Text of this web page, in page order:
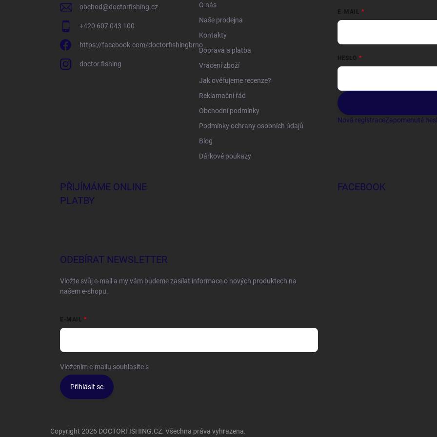
obchod@doctorfishing.cz
+420 607 043 100
https://facebook.com/doctorfishingbrno
doctor.fishing
O nás
Naše prodejna
Kontakty
Doprava a platba
Vrácení zboží
Jak ověřujeme recenze?
Reklamační řád
Obchodní podmínky
Podmínky ochrany osobních údajů
Blog
Dárkové poukazy
E-MAIL
HESLO
Nová registraceZapomenuté
PŘIJÍMÁME ONLINE
PLATBY
FACEBOOK
ODEBÍRAT NEWSLETTER
Vložte svůj e-mail a my vám budeme zasílat informace o nových produktech na
našem e-shopu.
E-MAIL
Vložením e-mailu souhlasíte s
Přihlásit se
Copyright 2026 DOCTORFISHING.CZ. Všechna práva vyhrazena.